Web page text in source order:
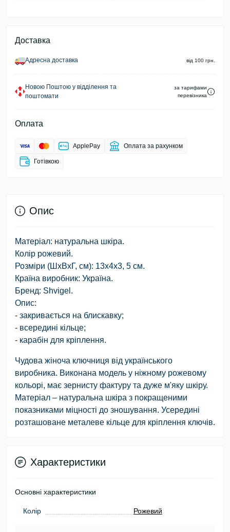
Доставка
Адресна доставка від 100 грн.
Новою Поштою у відділення та
поштомати
за тарифами
перевізника
Оплата
ApplePay Оплата за рахунком
Готівкою
Опис
Матеріал: натуральна шкіра.
Колір рожевий.
Розміри (ШхВхГ, см): 13х4х3, 5 см.
Країна виробник: Україна.
Бренд: Shvigel.
Опис:
- закривається на блискавку;
- всередині кільце;
- карабін для кріплення.
Чудова жіноча ключниця від українського
виробника. Виконана модель у ніжному рожевому
кольорі, має зернисту фактуру та дуже м'яку шкіру.
Матеріал – натуральна шкіра з покращеними
показниками міцності до зношування. Усередині
розташоване металеве кільце для кріплення ключів.
Характеристики
Основні характеристики
Колір Рожевий